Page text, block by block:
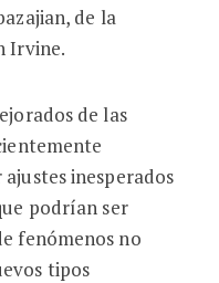
de la
Irvine.
de las
inesperados
podrían ser
fenómenos no
tipos